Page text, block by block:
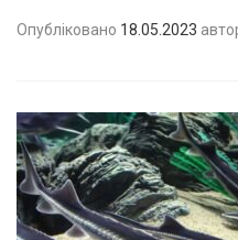
Опубліковано 18.05.2023